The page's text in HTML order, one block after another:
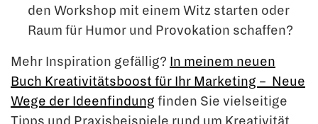
den Workshop mit einem Witz starten oder
Raum für Humor und Provokation schaffen?
Mehr Inspiration gefällig? In meinem neuen
Buch Kreativitätsboost für Ihr Marketing – Neue
Wege der Ideenfindung finden Sie vielseitige
Tipps und Praxisbeispiele rund um Kreativität